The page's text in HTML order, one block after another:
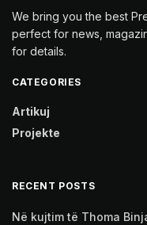
We bring you the best
perfect for news,
for details.
CATEGORIES
Artikuj
Projekte
RECENT POSTS
Në kujtim të Thoma